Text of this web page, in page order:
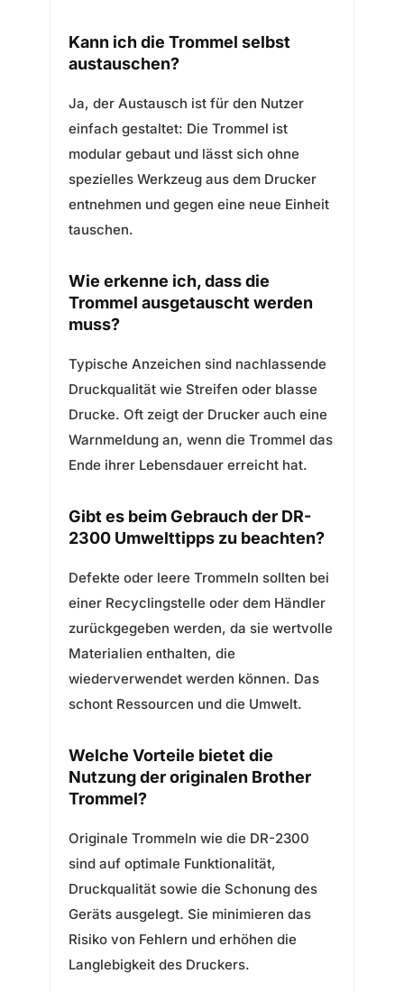
Kann ich die Trommel selbst
austauschen?
Ja, der Austausch ist für den Nutzer
einfach gestaltet: Die Trommel ist
modular gebaut und lässt sich ohne
spezielles Werkzeug aus dem Drucker
entnehmen und gegen eine neue Einheit
tauschen.
Wie erkenne ich, dass die
Trommel ausgetauscht werden
muss?
Typische Anzeichen sind nachlassende
Druckqualität wie Streifen oder blasse
Drucke. Oft zeigt der Drucker auch eine
Warnmeldung an, wenn die Trommel das
Ende ihrer Lebensdauer erreicht hat.
Gibt es beim Gebrauch der DR-
2300 Umwelttipps zu beachten?
Defekte oder leere Trommeln sollten bei
einer Recyclingstelle oder dem Händler
zurückgegeben werden, da sie wertvolle
Materialien enthalten, die
wiederverwendet werden können. Das
schont Ressourcen und die Umwelt.
Welche Vorteile bietet die
Nutzung der originalen Brother
Trommel?
Originale Trommeln wie die DR-2300
sind auf optimale Funktionalität,
Druckqualität sowie die Schonung des
Geräts ausgelegt. Sie minimieren das
Risiko von Fehlern und erhöhen die
Langlebigkeit des Druckers.